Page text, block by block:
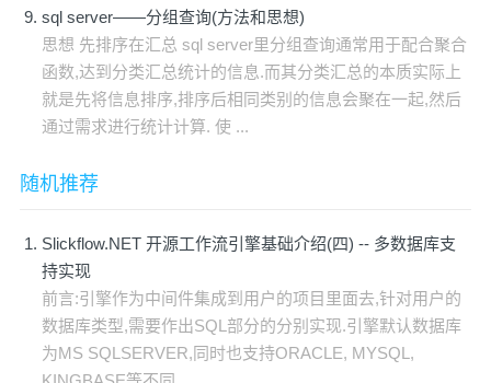
sql server——分组查询(方法和思想)
思想 先排序在汇总 sql server里分组查询通常用于配合聚合
函数,达到分类汇总统计的信息.而其分类汇总的本质实际上
就是先将信息排序,排序后相同类别的信息会聚在一起,然后
通过需求进行统计计算. 使 ...
随机推荐
Slickflow.NET 开源工作流引擎基础介绍(四) -- 多数据库支
持实现
前言:引擎作为中间件集成到用户的项目里面去,针对用户的
数据库类型,需要作出SQL部分的分别实现.引擎默认数据库
为MS SQLSERVER,同时也支持ORACLE, MYSQL,